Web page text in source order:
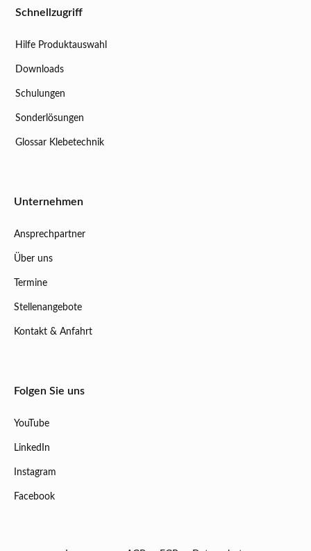
Schnellzugriff
Hilfe Produktauswahl
Downloads
Schulungen
Sonderlösungen
Glossar Klebetechnik
Unternehmen
Ansprechpartner
Über uns
Termine
Stellenangebote
Kontakt & Anfahrt
Folgen Sie uns
YouTube
LinkedIn
Instagram
Facebook